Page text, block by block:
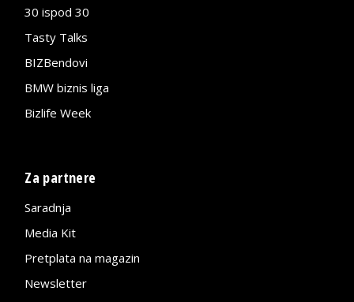
30 ispod 30
Tasty Talks
BIZBendovi
BMW biznis liga
Bizlife Week
Za partnere
Saradnja
Media Kit
Pretplata na magazin
Newsletter